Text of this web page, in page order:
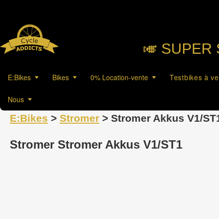
🎺︎ SUPER
E:Bikes Bikes 0% Location-vente Testbikes à
Nous
E:Bikes > Stromer > Stromer Akkus V1/
Stromer Stromer Akkus V1/ST1